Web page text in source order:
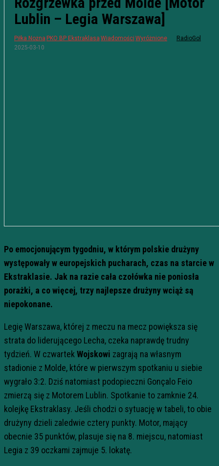
Lublin – Legia Warszawa]
Piłka Nożna PKO BP Ekstraklasa Wiadomości Wyróżnione
RadioGol
2025-03-10
Po emocjonującym tygodniu, w którym polskie drużyny
występowały w europejskich pucharach, czas na starcie w
Ekstraklasie. Jak na razie cała czołówka nie poniosła
porażki, a co więcej, trzy najlepsze drużyny wciąż są
niepokonane.
Legię Warszawa, której z meczu na mecz powiększa się
strata do liderującego Lecha, czeka naprawdę trudny
tydzień. W czwartek Wojskowi zagrają na własnym
stadionie z Molde, które w pierwszym spotkaniu u siebie
wygrało 3:2. Dziś natomiast podopieczni Gonçalo Feio
zmierzą się z Motorem Lublin. Spotkanie to zamknie 24.
kolejkę Ekstraklasy. Jeśli chodzi o sytuację w tabeli, to obie
drużyny dzieli zaledwie cztery punkty. Motor, mający
obecnie 35 punktów, plasuje się na 8. miejscu, natomiast
Legia z 39 oczkami zajmuje 5. lokatę.